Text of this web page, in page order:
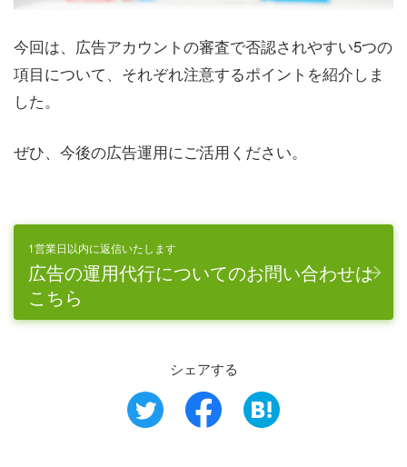
今回は、広告アカウントの審査で否認されやすい5つの
項目について、それぞれ注意するポイントを紹介しま
した。
ぜひ、今後の広告運用にご活用ください。
1営業日以内に返信いたします
広告の運用代行についてのお問い合わせは
こちら
シェアする